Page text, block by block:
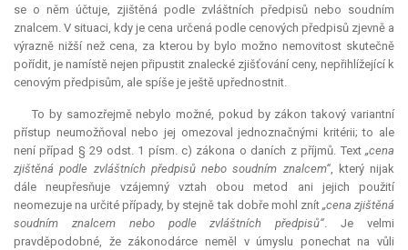
se o něm účtuje, zjištěná podle zvláštních předpisů nebo soudním
znalcem. V situaci, kdy je cena určená podle cenových předpisů zjevně a
výrazně nižší než cena, za kterou by bylo možno nemovitost skutečně
pořídit, je namístě nejen připustit znalecké zjišťování ceny, nepřihlížející k
cenovým předpisům, ale spíše je ještě upřednostnit.
To by samozřejmě nebylo možné, pokud by zákon takový variantní
přístup neumožňoval nebo jej omezoval jednoznačnými kritérii; to ale
není případ § 29 odst. 1 písm. c) zákona o daních z příjmů. Text „cena
zjištěná podle zvláštních předpisů nebo soudním znalcem“, který nijak
dále neupřesňuje vzájemný vztah obou metod ani jejich použití
neomezuje na určité případy, by stejně tak dobře mohl znít „cena zjištěná
soudním znalcem nebo podle zvláštních předpisů“. Je velmi
pravděpodobné, že zákonodárce neměl v úmyslu ponechat na vůli